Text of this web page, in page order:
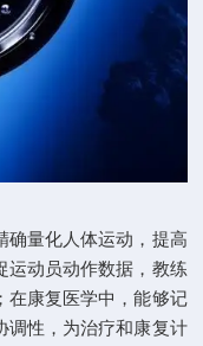
量化人体运动，提高
运动员动作数据，教练
在康复医学中，能够记
调性，为治疗和康复计